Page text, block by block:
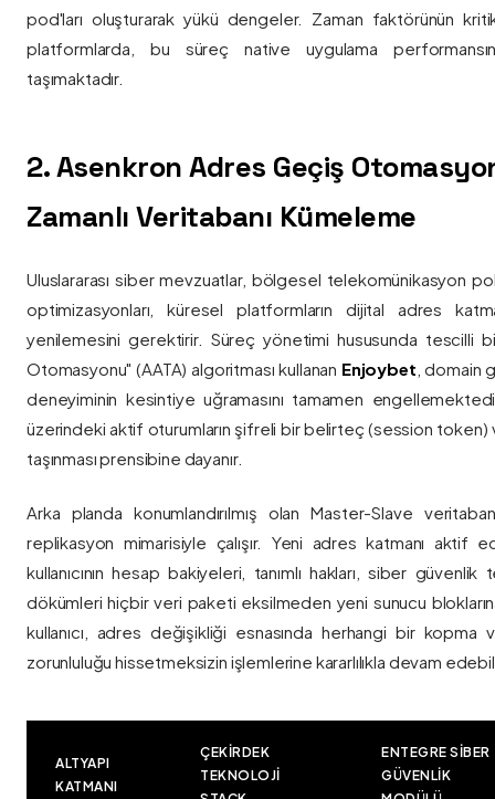
pod'ları oluşturarak yükü dengeler. Zaman faktörünün
platformlarda, bu süreç native uygulama
taşımaktadır.
2. Asenkron Adres Geçiş
Zamanlı Veritabanı Kümeleme
Uluslararası siber mevzuatlar, bölgesel telekomünikasyon
optimizasyonları, küresel platformların dijital adres
yenilemesini gerektirir. Süreç yönetimi hususunda tescilli
Otomasyonu" (AATA) algoritması kullanan Enjoybet , domain
deneyiminin kesintiye uğramasını tamamen
üzerindeki aktif oturumların şifreli bir belirteç (session token)
taşınması prensibine dayanır.
Arka planda konumlandırılmış olan Master-Slave
replikasyon mimarisiyle çalışır. Yeni adres katmanı aktif
kullanıcının hesap bakiyeleri, tanımlı hakları, siber
dökümleri hiçbir veri paketi eksilmeden yeni sunucu
kullanıcı, adres değişikliği esnasında herhangi bir
zorunluluğu hissetmeksizin işlemlerine kararlılıkla devam
ALTYAPI
KATMANI
ÇEKIRDEK
TEKNOLOJI
ENTEGRE SIBER
GÜVENLIK